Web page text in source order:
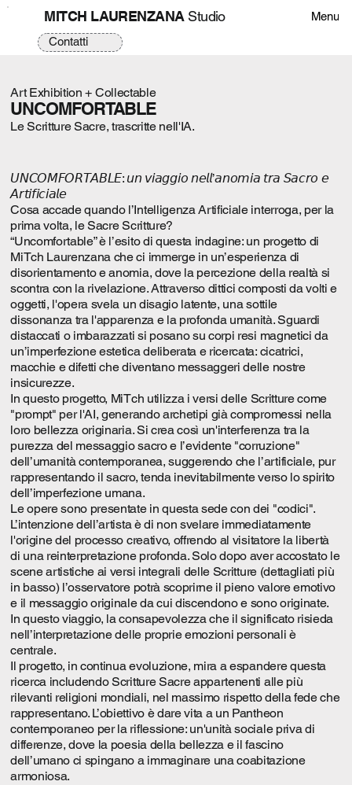
MITCH LAURENZANA Studio
Menu
Contatti
Art Exhibition + Collectable
UNCOMFORTABLE
Le Scritture Sacre, trascritte nell'IA.
𝘜𝘕𝘊𝘖𝘔𝘍𝘖𝘙𝘛𝘈𝘉𝘓𝘌: 𝘶𝘯 𝘷𝘪𝘢𝘨𝘨𝘪𝘰 𝘯𝘦𝘭𝘭’𝘢𝘯𝘰𝘮𝘪𝘢 𝘵𝘳𝘢 𝘚𝘢𝘤𝘳𝘰 𝘦
𝘈𝘳𝘵𝘪𝘧𝘪𝘤𝘪𝘢𝘭𝘦
Cosa accade quando l’Intelligenza Artificiale interroga, per la
prima volta, le Sacre Scritture?
“Uncomfortable” è l’esito di questa indagine: un progetto di
MiTch Laurenzana che ci immerge in un’esperienza di
disorientamento e anomia, dove la percezione della realtà si
scontra con la rivelazione. Attraverso dittici composti da volti e
oggetti, l'opera svela un disagio latente, una sottile
dissonanza tra l'apparenza e la profonda umanità. Sguardi
distaccati o imbarazzati si posano su corpi resi magnetici da
un’imperfezione estetica deliberata e ricercata: cicatrici,
macchie e difetti che diventano messaggeri delle nostre
insicurezze.
In questo progetto, MiTch utilizza i versi delle Scritture come
"prompt" per l'AI, generando archetipi già compromessi nella
loro bellezza originaria. Si crea così un'interferenza tra la
purezza del messaggio sacro e l’evidente "corruzione"
dell’umanità contemporanea, suggerendo che l’artificiale, pur
rappresentando il sacro, tenda inevitabilmente verso lo spirito
dell’imperfezione umana.
Le opere sono presentate in questa sede con dei "codici".
L’intenzione dell’artista è di non svelare immediatamente
l'origine del processo creativo, offrendo al visitatore la libertà
di una reinterpretazione profonda. Solo dopo aver accostato le
scene artistiche ai versi integrali delle Scritture (dettagliati più
in basso) l’osservatore potrà scoprirne il pieno valore emotivo
e il messaggio originale da cui discendono e sono originate.
In questo viaggio, la consapevolezza che il significato risieda
nell’interpretazione delle proprie emozioni personali è
centrale.
Il progetto, in continua evoluzione, mira a espandere questa
ricerca includendo Scritture Sacre appartenenti alle più
rilevanti religioni mondiali, nel massimo rispetto della fede che
rappresentano. L’obiettivo è dare vita a un Pantheon
contemporaneo per la riflessione: un'unità sociale priva di
differenze, dove la poesia della bellezza e il fascino
dell’umano ci spingano a immaginare una coabitazione
armoniosa.